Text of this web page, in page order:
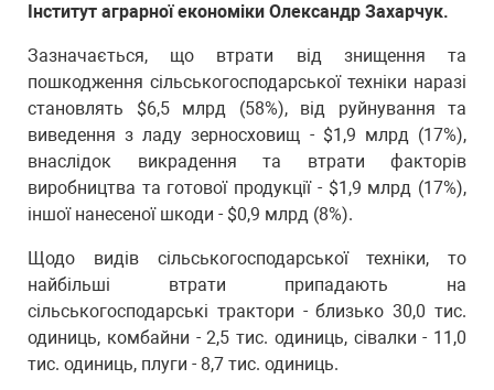
Інститут аграрної економіки Олександр Захарчук.
Зазначається, що втрати від знищення та
пошкодження сільськогосподарської техніки наразі
становлять $6,5 млрд (58%), від руйнування та
виведення з ладу зерносховищ - $1,9 млрд (17%),
внаслідок викрадення та втрати факторів
виробництва та готової продукції - $1,9 млрд (17%),
іншої нанесеної шкоди - $0,9 млрд (8%).
Щодо видів сільськогосподарської техніки, то
найбільші втрати припадають на
сільськогосподарські трактори - близько 30,0 тис.
одиниць, комбайни - 2,5 тис. одиниць, сівалки - 11,0
тис. одиниць, плуги - 8,7 тис. одиниць.